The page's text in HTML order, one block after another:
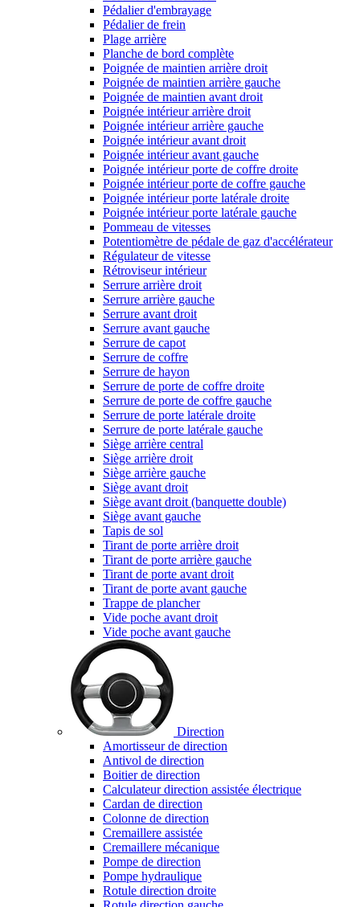
Pédalier d'embrayage
Pédalier de frein
Plage arrière
Planche de bord complète
Poignée de maintien arrière droit
Poignée de maintien arrière gauche
Poignée de maintien avant droit
Poignée intérieur arrière droit
Poignée intérieur arrière gauche
Poignée intérieur avant droit
Poignée intérieur avant gauche
Poignée intérieur porte de coffre droite
Poignée intérieur porte de coffre gauche
Poignée intérieur porte latérale droite
Poignée intérieur porte latérale gauche
Pommeau de vitesses
Potentiomètre de pédale de gaz d'accélérateur
Régulateur de vitesse
Rétroviseur intérieur
Serrure arrière droit
Serrure arrière gauche
Serrure avant droit
Serrure avant gauche
Serrure de capot
Serrure de coffre
Serrure de hayon
Serrure de porte de coffre droite
Serrure de porte de coffre gauche
Serrure de porte latérale droite
Serrure de porte latérale gauche
Siège arrière central
Siège arrière droit
Siège arrière gauche
Siège avant droit
Siège avant droit (banquette double)
Siège avant gauche
Tapis de sol
Tirant de porte arrière droit
Tirant de porte arrière gauche
Tirant de porte avant droit
Tirant de porte avant gauche
Trappe de plancher
Vide poche avant droit
Vide poche avant gauche
Direction
Amortisseur de direction
Antivol de direction
Boitier de direction
Calculateur direction assistée électrique
Cardan de direction
Colonne de direction
Cremaillere assistée
Cremaillere mécanique
Pompe de direction
Pompe hydraulique
Rotule direction droite